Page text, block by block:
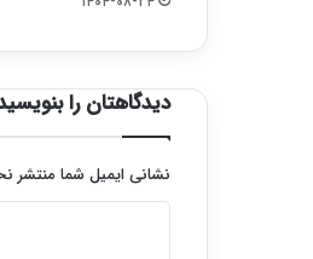
دیدگاهتان را
نشانی ایمیل شما منتشر